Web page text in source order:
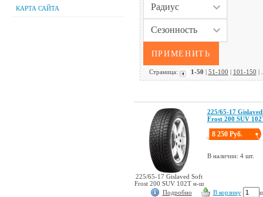
КАРТА САЙТА
Страница: 1-50 51-100 101-150
225/65-17 Gislaved Soft
Frost 200 SUV 102T н-ш
225/65-17
Frost 200 SUV
8 250 Руб.
В наличии: 4 шт.
Подробно В корзину